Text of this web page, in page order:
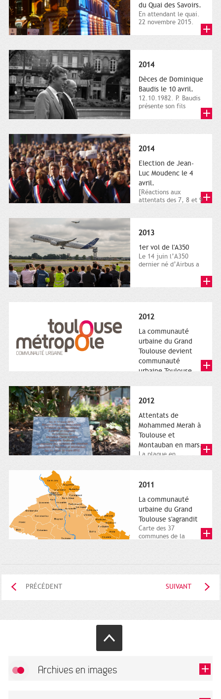
du Quai des Savoirs.
En attendant le quai.
22 novembre 2015.
2014
Dèces de Dominique
Baudis le 10 avril.
12.10.1982. P. Baudis
présente son fils
2014
Election de Jean-
Luc Moudenc le 4
avril.
[Réactions aux
attentats des 7, 8 et 9
2013
1er vol de l'A350
Le 14 juin l’A350
dernier né d’Airbus a
2012
La communauté
urbaine du Grand
Toulouse devient
communauté
urbaine Toulouse
Métropole,
représentant l'anneau
de Moëbius.
2012
Attentats de
Mohammed Merah à
Toulouse et
Montauban en mars.
La plaque en
Charles-de-Gaulle.
2011
La communauté
urbaine du Grand
Toulouse s'agrandit
Carte des 37
communes de la
PRÉCÉDENT SUIVANT
Archives en images